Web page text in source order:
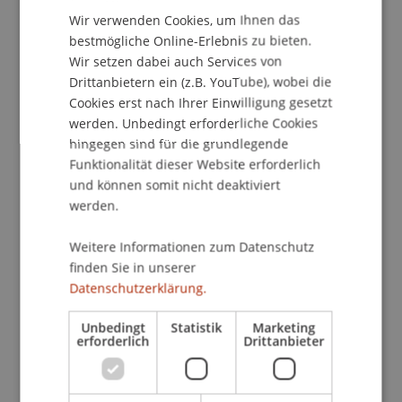
fairen, inklusiven, nachhaltigen und gerechten
internationalen Steuersystems aus Sicht
internationaler Organisationen wie der OECD, der
UNO, der EU und deren Mitgliedstaaten im
Rahmen von online gehaltenen Inputstatements
behandelt: The International Tax Strategy.
Auf dieser Basis erfolgt andererseits eine
akademische Paneldiskussion mit persönlichen
Internationalen Besteuerung: The Future of
International Taxation.
Referentinnen und Referenten:
• Benjamin Angel, Director of direct taxation,
coordination, economic analysis and evaluation,
Wir verwenden Cookies, um Ihnen das
bestmögliche Online-Erlebnis zu bieten.
Wir setzen dabei auch Services von
Drittanbietern ein (z.B. YouTube), wobei die
Cookies erst nach Ihrer Einwilligung gesetzt
werden. Unbedingt erforderliche Cookies
hingegen sind für die grundlegende
Funktionalität dieser Website erforderlich
und können somit nicht deaktiviert
werden.
Weitere Informationen zum Datenschutz
finden Sie in unserer
Datenschutzerklärung.
Unbedingt
erforderlich
Statistik Marketing
Drittanbieter